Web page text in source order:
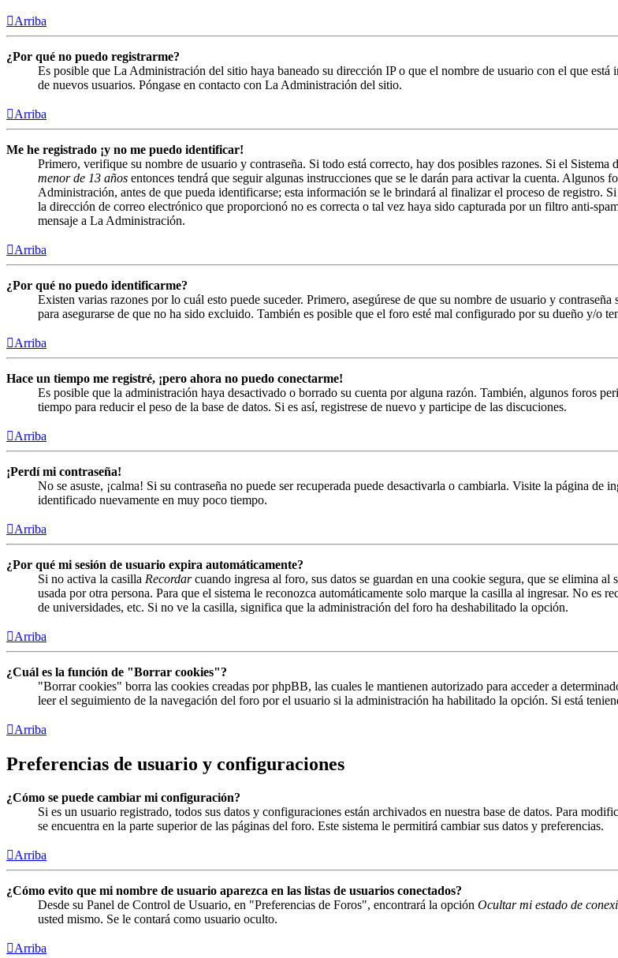
Arriba
¿Por qué no puedo registrarme?
Es posible que La Administración del sitio haya baneado su dirección IP o que el nombre de usuario con el que
de nuevos usuarios. Póngase en contacto con La Administración del sitio.
Arriba
Me he registrado ¡y no me puedo identificar!
Primero, verifique su nombre de usuario y contraseña. Si todo está correcto, hay dos posibles razones. Si el
menor de 13 años entonces tendrá que seguir algunas instrucciones que se le darán para activar la cuenta. Algunos
Administración, antes de que pueda identificarse; esta información se le brindará al finalizar el proceso de registro.
la dirección de correo electrónico que proporcionó no es correcta o tal vez haya sido capturada por un filtro anti-
mensaje a La Administración.
Arriba
¿Por qué no puedo identificarme?
Existen varias razones por lo cuál esto puede suceder. Primero, asegúrese de que su nombre de usuario y
para asegurarse de que no ha sido excluido. También es posible que el foro esté mal configurado por su dueño y/o
Arriba
Hace un tiempo me registré, ¡pero ahora no puedo conectarme!
Es posible que la administración haya desactivado o borrado su cuenta por alguna razón. También, algunos foros
tiempo para reducir el peso de la base de datos. Si es así, registrese de nuevo y participe de las discuciones.
Arriba
¡Perdí mi contraseña!
No se asuste, ¡calma! Si su contraseña no puede ser recuperada puede desactivarla o cambiarla. Visite la página de
identificado nuevamente en muy poco tiempo.
Arriba
¿Por qué mi sesión de usuario expira automáticamente?
Si no activa la casilla Recordarcuando ingresa al foro, sus datos se guardan en una cookie segura, que se elimina
usada por otra persona. Para que el sistema le reconozca automáticamente solo marque la casilla al ingresar. No
de universidades, etc. Si no ve la casilla, significa que la administración del foro ha deshabilitado la opción.
Arriba
¿Cuál es la función de "Borrar cookies"?
"Borrar cookies" borra las cookies creadas por phpBB, las cuales le mantienen autorizado para acceder a
leer el seguimiento de la navegación del foro por el usuario si la administración ha habilitado la opción. Si está
Arriba
Preferencias de usuario y configuraciones
¿Cómo se puede cambiar mi configuración?
Si es un usuario registrado, todos sus datos y configuraciones están archivados en nuestra base de datos. Para
se encuentra en la parte superior de las páginas del foro. Este sistema le permitirá cambiar sus datos y preferencias.
Arriba
¿Cómo evito que mi nombre de usuario aparezca en las listas de usuarios conectados?
Desde su Panel de Control de Usuario, en "Preferencias de Foros", encontrará la opción Ocultar mi estado de
usted mismo. Se le contará como usuario oculto.
Arriba